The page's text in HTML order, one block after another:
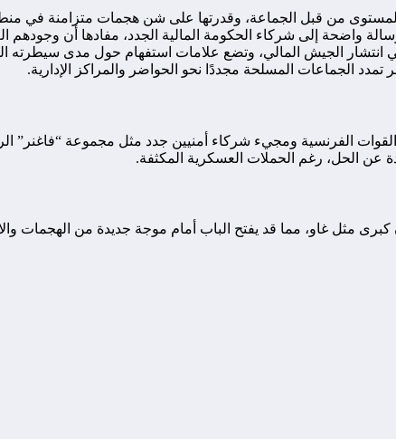
من قبل الجماعة، وقدرتها على شن هجمات متزامنة في
واضحة إلى شركاء الحكومة المالية الجدد، مفادها أن
الجيش المالي، وتضع علامات استفهام حول مدى سيطرته
تمدد الجماعات المسلحة مجددًا نحو الحواضر والمراكز الإدارية.
خصوصًا بعد انسحاب القوات الفرنسية ومجيء شركاء أمنيين جدد مثل
عن الحل، رغم الحملات العسكرية المكثفة.
مثل غاو، مما قد يفتح الباب أمام موجة جديدة من الهجمات